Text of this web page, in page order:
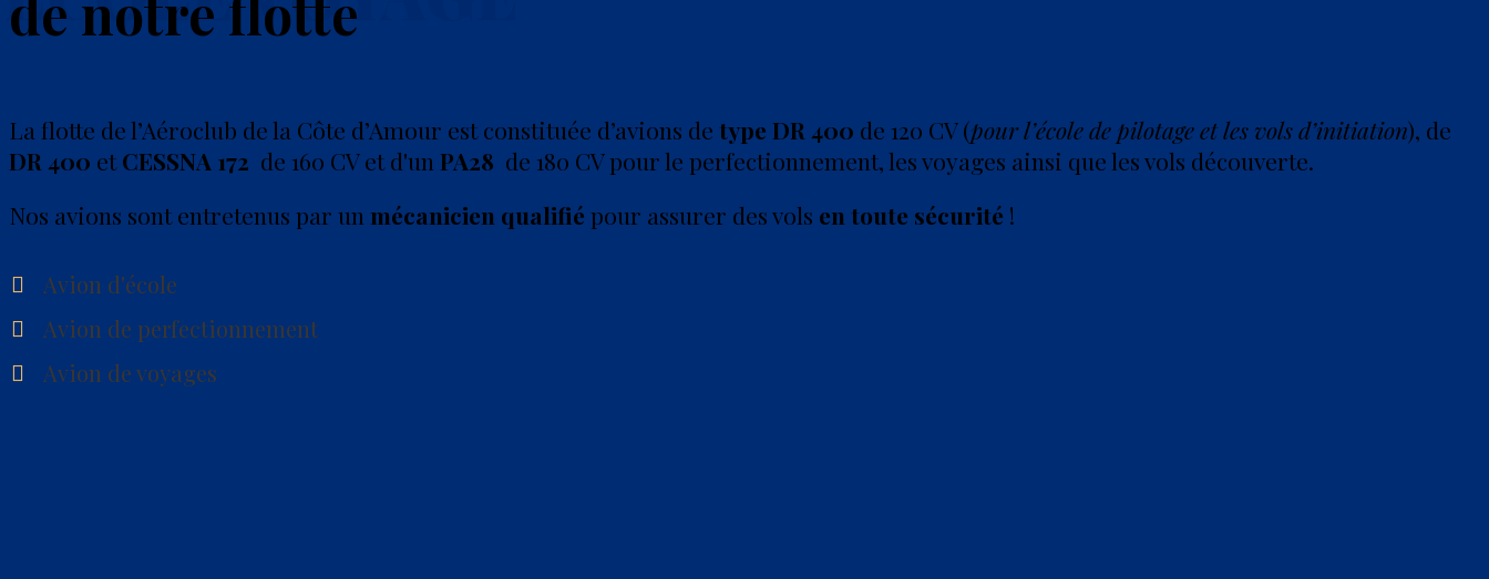
La flotte de l’Aéroclub de la Côte d’Amour est constituée d’avions de type DR 400 de 120 CV (pour l’école de pilotage et les vols d’initiation), de
DR 400 etCESSNA 172 de 160 CV et d'un PA28 de 180 CV pour le perfectionnement, les voyages ainsi que les vols découverte.
Nos avions sont entretenus par un mécanicien qualifié pour assurer des vols en toute sécurité !
Avion d'école
Avion de perfectionnement
Avion de voyages